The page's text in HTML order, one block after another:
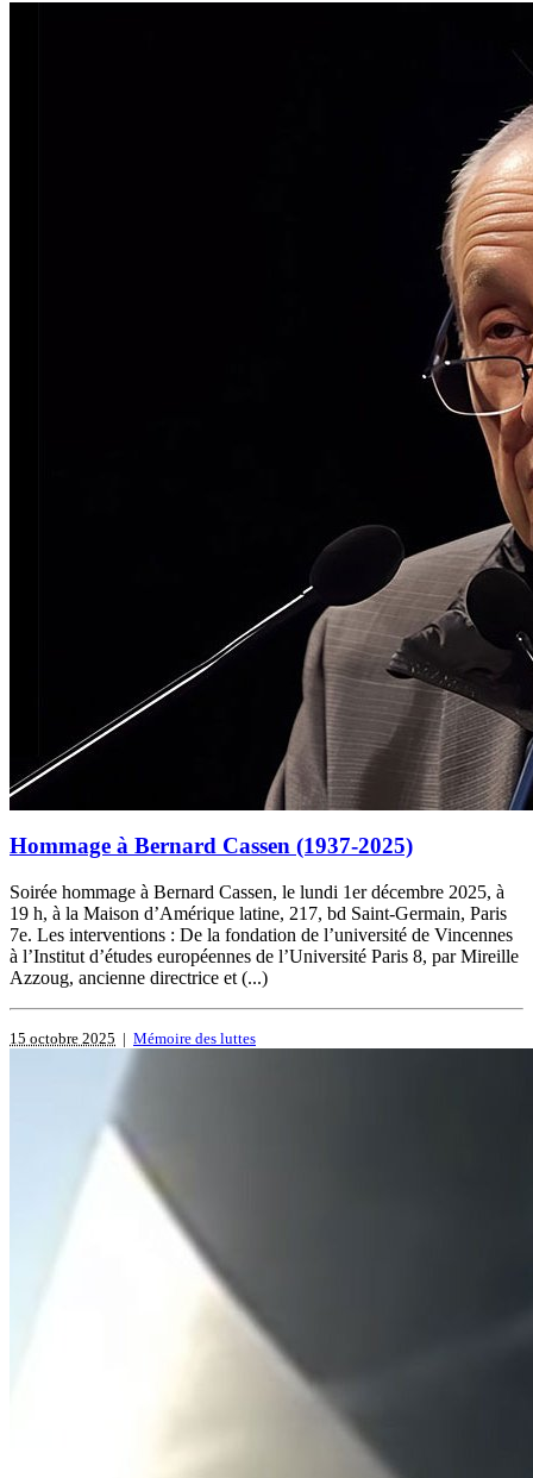
Hommage à Bernard Cassen (1937-2025)
Soirée hommage à Bernard Cassen, le lundi 1er décembre 2025, à
19 h, à la Maison d’Amérique latine, 217, bd Saint-Germain, Paris
7e. Les interventions : De la fondation de l’université de Vincennes
à l’Institut d’études européennes de l’Université Paris 8, par Mireille
Azzoug, ancienne directrice et (...)
15 octobre 2025 | Mémoire des luttes